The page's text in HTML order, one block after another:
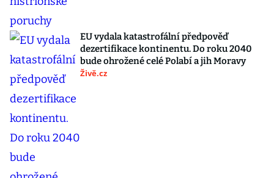
EU vydala katastrofální předpověď
dezertifikace kontinentu. Do roku 2040
bude ohrožené celé Polabí a jih Moravy
Živě.cz